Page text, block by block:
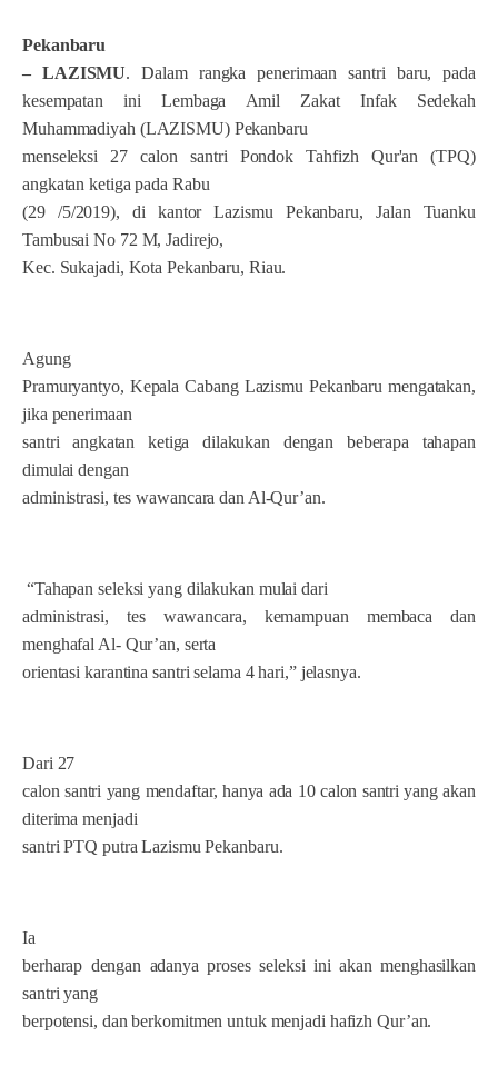
Pekanbaru
– LAZISMU. Dalam rangka penerimaan santri baru, pada
kesempatan iniLembaga Amil Zakat Infak Sedekah
Muhammadiyah (LAZISMU) Pekanbaru
menseleksi 27 calon santri Pondok Tahfizh Qur'an (TPQ)
angkatan ketiga pada Rabu
(29 /5/2019), di kantor Lazismu Pekanbaru, Jalan Tuanku
Tambusai No 72 M, Jadirejo,
Kec. Sukajadi, Kota Pekanbaru, Riau.
Agung
Pramuryantyo, Kepala Cabang Lazismu Pekanbaru mengatakan,
jika penerimaan
santri angkatan ketiga dilakukan dengan beberapa tahapan
dimulai dengan
administrasi, tes wawancara dan Al-Qur’an.
“Tahapan seleksi yang dilakukan mulai dari
administrasi, tes wawancara, kemampuan membaca dan
menghafal Al- Qur’an, serta
orientasi karantina santri selama 4 hari,” jelasnya.
Dari 27
calon santri yang mendaftar, hanya ada 10 calon santri yang akan
diterima menjadi
santri PTQ putra Lazismu Pekanbaru.
Ia
berharap dengan adanya proses seleksi ini akan menghasilkan
santri yang
berpotensi, dan berkomitmen untuk menjadi hafizh Qur’an.